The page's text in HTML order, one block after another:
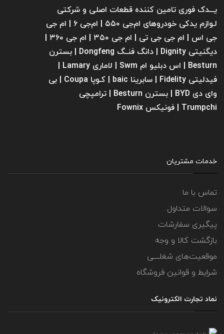
یـــدک فوری تامین کننده قطعات اصلی و شرکتی
لـوازم یدکی خودروهای ام‌جی ۵۵۰ | ام‌جی ۶ | ام جی
دیگنیتی Dignity | دانگ فنــگ Dongfeng | بسترن
فیدلیتی Fidelity | سابرینا ‌baic | کـوپا Coupa | بی
وای دی BYD | بسترن Besturn | ترامپچی
Trumpchi | فونیکس Fownix
خدمات مشتریان
تماس با ما
سوالات متداول
پیگیری سفارشات
بازگشت کالا و وجه
موقعیت‌های شغلــــی
شرایط و قوانین فروشگاه
نماد تجارت الکترونیک